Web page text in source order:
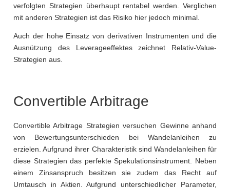
verfolgten Strategien überhaupt rentabel werden. Verglichen
mit anderen Strategien ist das Risiko hier jedoch minimal.
Auch der hohe Einsatz von derivativen Instrumenten und die
Ausnützung des Leverageeffektes zeichnet Relativ-Value-
Strategien aus.
Convertible Arbitrage
Convertible Arbitrage Strategien versuchen Gewinne anhand
von Bewertungsunterschieden bei Wandelanleihen zu
erzielen. Aufgrund ihrer Charakteristik sind Wandelanleihen für
diese Strategien das perfekte Spekulationsinstrument. Neben
einem Zinsanspruch besitzen sie zudem das Recht auf
Umtausch in Aktien. Aufgrund unterschiedlicher Parameter,